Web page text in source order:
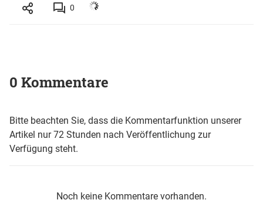
0
0 Kommentare
Bitte beachten Sie, dass die Kommentarfunktion unserer
Artikel nur 72 Stunden nach Veröffentlichung zur
Verfügung steht.
Noch keine Kommentare vorhanden.